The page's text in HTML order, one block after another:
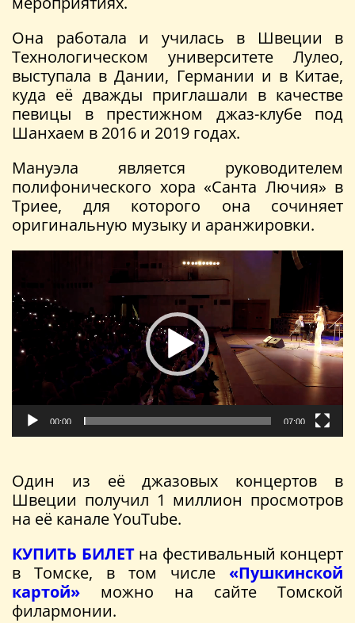
Она работала и училась в Швеции в
Технологическом университете Лулео,
выступала в Дании, Германии и в Китае,
куда её дважды приглашали в качестве
певицы в престижном джаз-клубе под
Шанхаем в 2016 и 2019 годах.
Мануэла является руководителем
полифонического хора «Санта Лючия» в
Триее, для которого она сочиняет
оригинальную музыку и аранжировки.
00:00 07:00
Один из её джазовых концертов в
Швеции получил 1 миллион просмотров
на её канале YouTube.
КУПИТЬ БИЛЕТна фестивальный концерт
в Томске, в том числе «Пушкинской
картой» можно на сайте Томской
филармонии.